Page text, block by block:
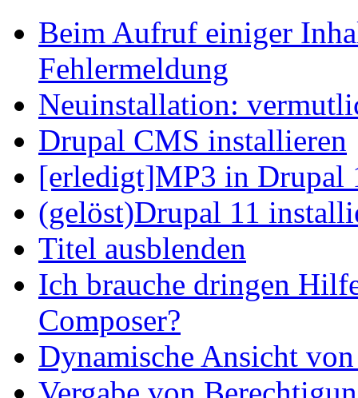
Beim Aufruf einiger
Fehlermeldung
Neuinstallation:
Drupal CMS installieren
[erledigt]MP3 in Drupal
(gelöst)Drupal 11
Titel ausblenden
Ich brauche dringen
Composer?
Dynamische Ansicht